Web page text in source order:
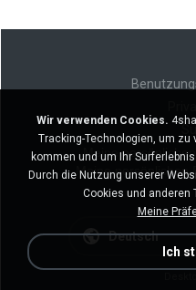
Meine
Meine persönlichen
Deutsch
Wir verwenden Cookies.
Tracking-Technologien, um
kommen und um Ihr
Durch die Nutzung unserer
Cookies und anderen
Meine
Ich